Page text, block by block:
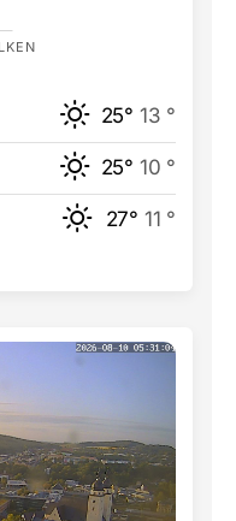
25° 13 °
25° 10 °
27° 11 °